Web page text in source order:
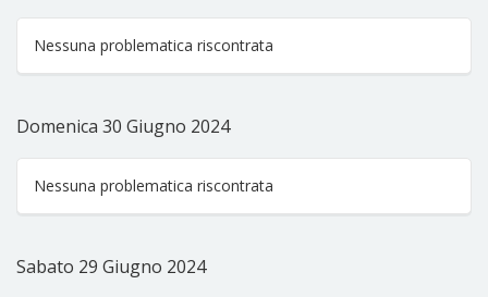
Nessuna problematica riscontrata
Domenica 30 Giugno 2024
Nessuna problematica riscontrata
Sabato 29 Giugno 2024